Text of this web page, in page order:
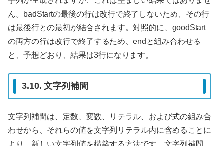
ん。badStartの最後の行は改行で終了しないため、その行
は最後行との最初が結合されます。対照的に、goodStart
の両方の行は改行で終了するため、endと組み合わせる
と、予想どおり、結果は3行になります。
3.10. 文字列補間
文字列補間は、定数、変数、リテラル、および式の組み合
わせから、それらの値を文字列リテラル内に含めることに
より、新しい文字列値を構築する方法です。文字列補間